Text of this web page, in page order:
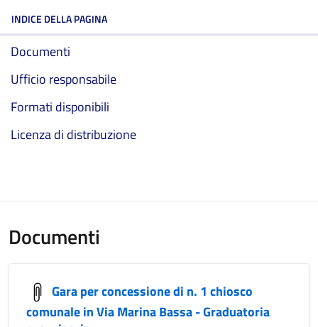
INDICE DELLA PAGINA
Documenti
Ufficio responsabile
Formati disponibili
Licenza di distribuzione
Documenti
Gara per concessione di n. 1 chiosco
comunale in Via Marina Bassa - Graduatoria